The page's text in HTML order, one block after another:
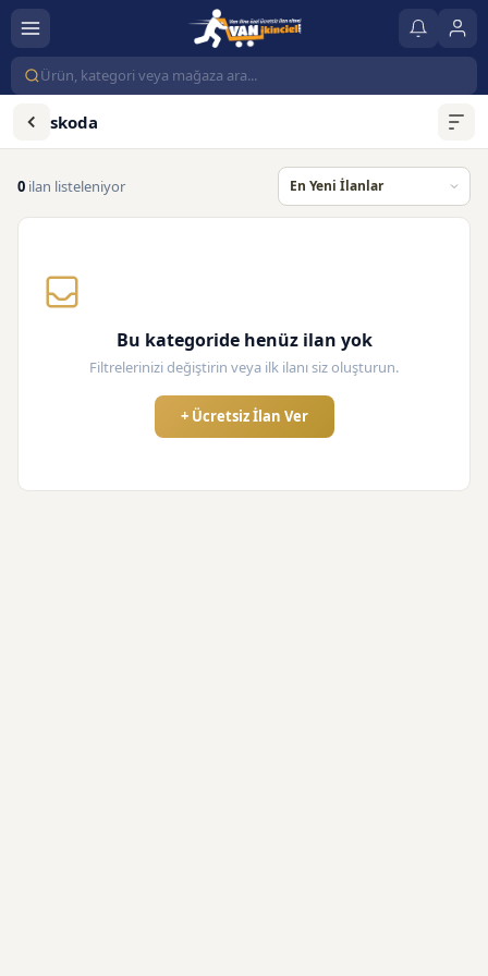
skoda
0 ilan listeleniyor
Bu kategoride henüz ilan yok
Filtrelerinizi değiştirin veya ilk ilanı siz oluşturun.
+ Ücretsiz İlan Ver